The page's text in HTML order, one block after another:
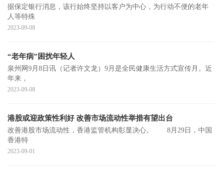
据保定银行消息，该行始终坚持以客户为中心，为行动不便的老年
人等特殊
2023-09-08
“老年病”困扰年轻人
泉州网9月8日讯（记者许文龙）9月是全民健康生活方式宣传月。近
年来，
2023-09-08
港股或迎政策性利好 改善市场流动性举措有望出台
改善港股市场流动性，香港监管机构彰显决心。 8月29日，中国
香港特
2023-09-01